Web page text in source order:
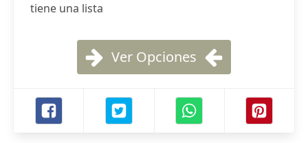
tiene una lista
Ver Opciones